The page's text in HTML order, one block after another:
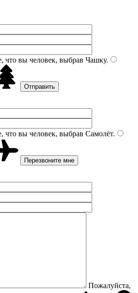
что вы человек, выбрав Чашку.
что вы человек, выбрав Самолёт.
Пожалуйста,